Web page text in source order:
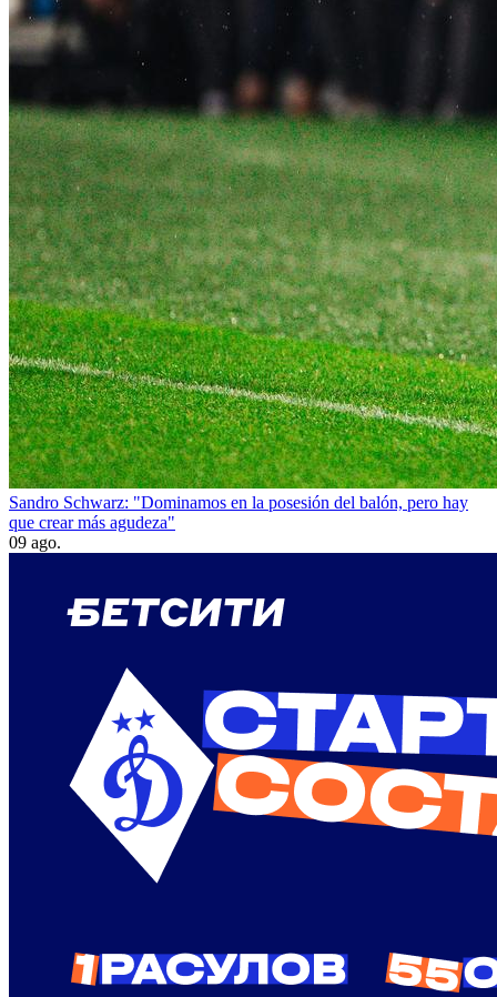
Sandro Schwarz: "Dominamos en la posesión del balón, pero hay
que crear más agudeza"
09 ago.